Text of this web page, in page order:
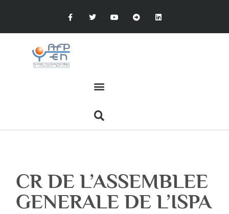
CR DE L’ASSEMBLEE
GENERALE DE L’ISPA